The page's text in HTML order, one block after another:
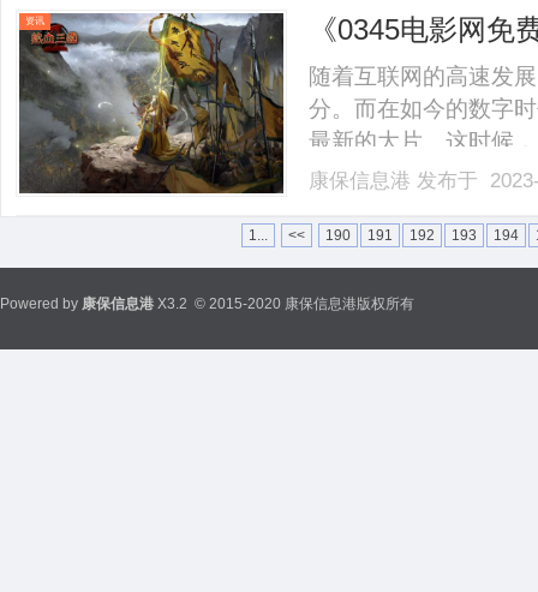
含量较高，卡卢阿尼
性。.........
资讯
《0345电影网
选择
随着互联网的高速发
分。而在如今的数字
最新的大片。这时候
目的选择。作为一家
影、各类电影类型的
康保信息港 发布于
1... << 190 191 192 193 194
Powered by 康保信息港 X3.2 © 2015-2020 康保信息港版权所有